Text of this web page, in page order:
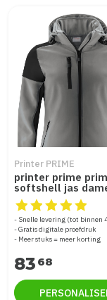
Printer PRIME
printer prime
softshell jas
2261066
De beoordeling
Snelle levering (tot binnen
Gratis digitale proefdruk
Meer stuks = meer korting
83 68